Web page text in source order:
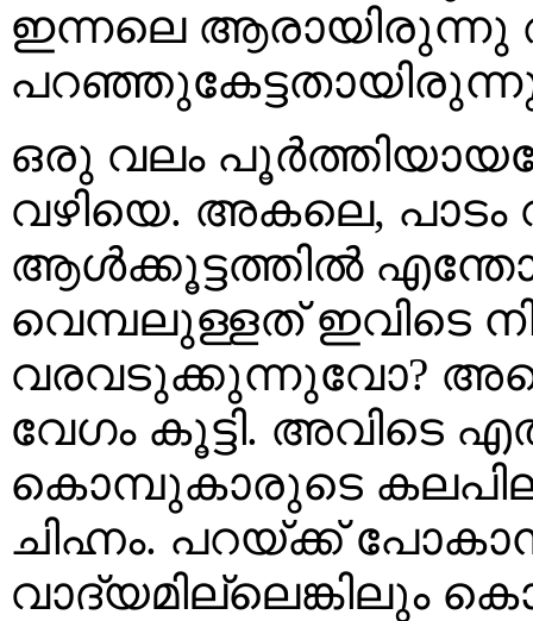
ഇന്നലെ ആരായിരുന്നു
ഒരു വലം
വഴിയെ. അകലെ, പാടം
ആൾക്കൂട്ടത്തിൽ എന്തോ
വെമ്പലുള്ളത് ഇവിടെ
വരവടുക്കുന്നുവോ?
വേഗം കൂട്ടി. അവിടെ
കൊമ്പുകാരുടെ കലപില.
ചിഹ്നം. പറയ്ക്ക്
വാദ്യമില്ലെങ്കിലും